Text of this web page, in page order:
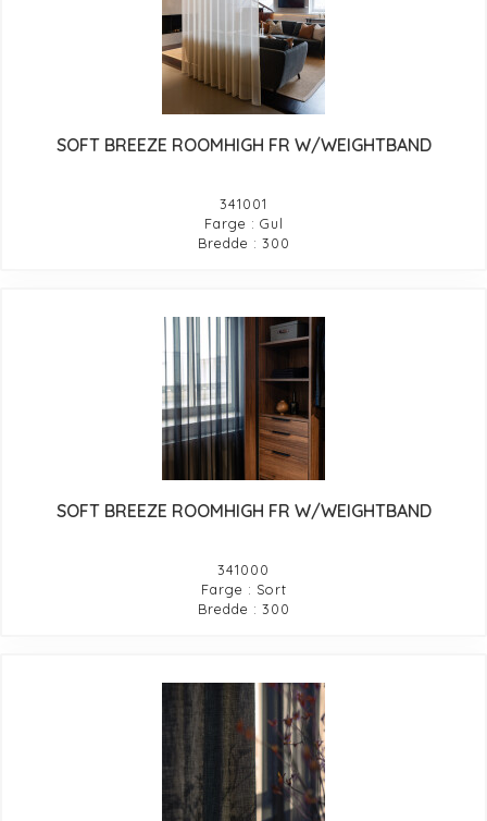
SOFT BREEZE ROOMHIGH FR W/WEIGHTBAND
341001
Farge : Gul
Bredde : 300
SOFT BREEZE ROOMHIGH FR W/WEIGHTBAND
341000
Farge : Sort
Bredde : 300